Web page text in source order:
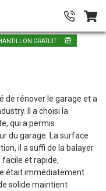
GRATUIT
de rénover le garage et a
Il a choisi la
qui a permis
du garage. La surface
il a suffi de la balayer
facile et rapide,
était immédiatement
solide maintient